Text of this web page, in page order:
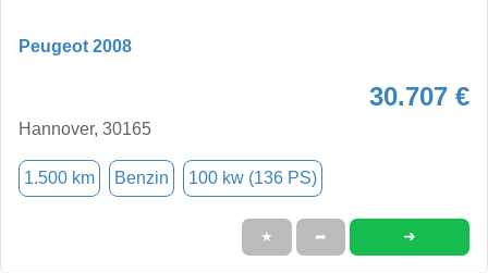
Peugeot 2008
30.707 €
Hannover, 30165
1.500 km Benzin 100 kw (136 PS)
★ ➦ ➜